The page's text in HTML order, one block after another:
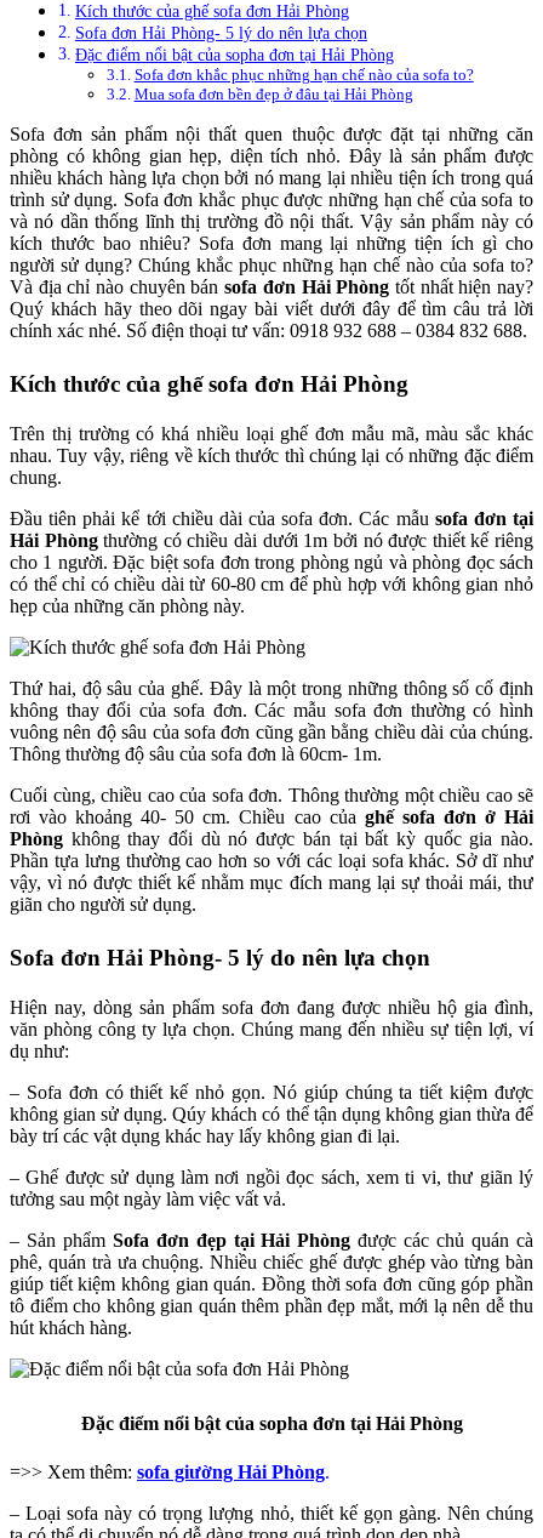
Kích thước của ghế sofa đơn Hải Phòng
Sofa đơn Hải Phòng- 5 lý do nên lựa chọn
Đặc điểm nổi bật của sopha đơn tại Hải Phòng
Sofa đơn khắc phục những hạn chế nào của sofa to?
Mua sofa đơn bền đẹp ở đâu tại Hải Phòng
Sofa đơn sản phẩm nội thất quen thuộc được đặt tại những căn
phòng có không gian hẹp, diện tích nhỏ. Đây là sản phẩm được
nhiều khách hàng lựa chọn bởi nó mang lại nhiều tiện ích trong quá
trình sử dụng. Sofa đơn khắc phục được những hạn chế của sofa to
và nó dần thống lĩnh thị trường đồ nội thất. Vậy sản phẩm này có
kích thước bao nhiêu? Sofa đơn mang lại những tiện ích gì cho
người sử dụng? Chúng khắc phục những hạn chế nào của sofa to?
Và địa chỉ nào chuyên bán sofa đơn Hải Phòng tốt nhất hiện nay?
Quý khách hãy theo dõi ngay bài viết dưới đây để tìm câu trả lời
chính xác nhé. Số điện thoại tư vấn: 0918 932 688 – 0384 832 688.
Kích thước của ghế sofa đơn Hải Phòng
Trên thị trường có khá nhiều loại ghế đơn mẫu mã, màu sắc khác
nhau. Tuy vậy, riêng về kích thước thì chúng lại có những đặc điểm
chung.
Đầu tiên phải kể tới chiều dài của sofa đơn. Các mẫu sofa đơn tại
Hải Phòngthường có chiều dài dưới 1m bởi nó được thiết kế riêng
cho 1 người. Đặc biệt sofa đơn trong phòng ngủ và phòng đọc sách
có thể chỉ có chiều dài từ 60-80 cm để phù hợp với không gian nhỏ
hẹp của những căn phòng này.
Thứ hai, độ sâu của ghế. Đây là một trong những thông số cố định
không thay đổi của sofa đơn. Các mẫu sofa đơn thường có hình
vuông nên độ sâu của sofa đơn cũng gần bằng chiều dài của chúng.
Thông thường độ sâu của sofa đơn là 60cm- 1m.
Cuối cùng, chiều cao của sofa đơn. Thông thường một chiều cao sẽ
rơi vào khoảng 40- 50 cm. Chiều cao của ghế sofa đơn ở Hải
Phòng không thay đổi dù nó được bán tại bất kỳ quốc gia nào.
Phần tựa lưng thường cao hơn so với các loại sofa khác. Sở dĩ như
vậy, vì nó được thiết kế nhằm mục đích mang lại sự thoải mái, thư
giãn cho người sử dụng.
Sofa đơn Hải Phòng- 5 lý do nên lựa chọn
Hiện nay, dòng sản phẩm sofa đơn đang được nhiều hộ gia đình,
văn phòng công ty lựa chọn. Chúng mang đến nhiều sự tiện lợi, ví
dụ như:
– Sofa đơn có thiết kế nhỏ gọn. Nó giúp chúng ta tiết kiệm được
không gian sử dụng. Qúy khách có thể tận dụng không gian thừa để
bày trí các vật dụng khác hay lấy không gian đi lại.
– Ghế được sử dụng làm nơi ngồi đọc sách, xem ti vi, thư giãn lý
tưởng sau một ngày làm việc vất vả.
– Sản phẩm Sofa đơn đẹp tại Hải Phòng được các chủ quán cà
phê, quán trà ưa chuộng. Nhiều chiếc ghế được ghép vào từng bàn
giúp tiết kiệm không gian quán. Đồng thời sofa đơn cũng góp phần
tô điểm cho không gian quán thêm phần đẹp mắt, mới lạ nên dễ thu
hút khách hàng.
Đặc điểm nổi bật của sopha đơn tại Hải Phòng
=>> Xem thêm: sofa giường Hải Phòng.
– Loại sofa này có trọng lượng nhỏ, thiết kế gọn gàng. Nên chúng